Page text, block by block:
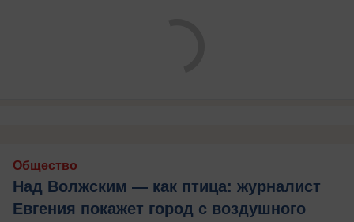
Общество
Над Волжским — как птица: журналист
Евгения покажет город с воздушного